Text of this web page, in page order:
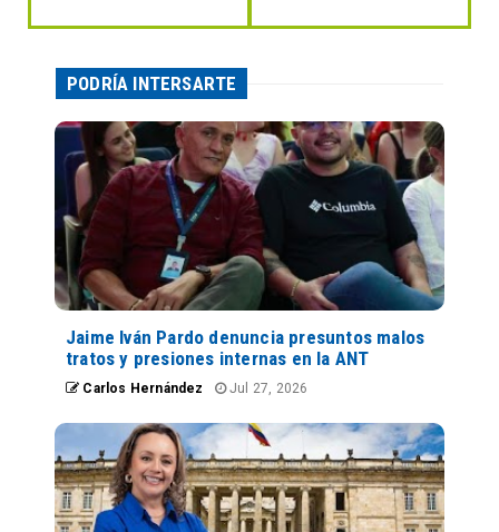
PODRÍA INTERSARTE
Jaime Iván Pardo denuncia presuntos malos
tratos y presiones internas en la ANT
Carlos Hernández Jul 27, 2026